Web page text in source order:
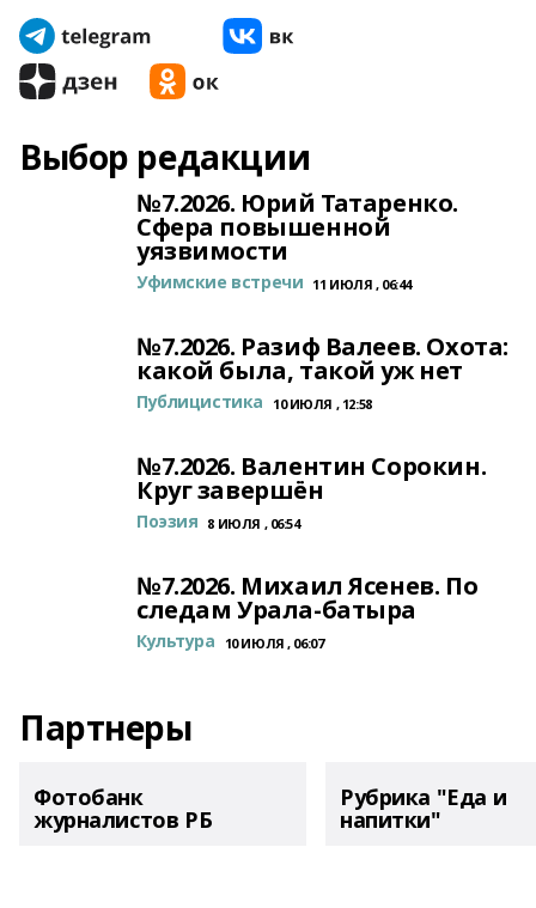
Выбор редакции
№7.2026. Юрий Татаренко.
Сфера повышенной
уязвимости
Уфимские встречи 11 ИЮЛЯ , 06:44
№7.2026. Разиф Валеев. Охота:
какой была, такой уж нет
Публицистика 10 ИЮЛЯ , 12:58
№7.2026. Валентин Сорокин.
Круг завершён
Поэзия 8 ИЮЛЯ , 06:54
№7.2026. Михаил Ясенев. По
следам Урала-батыра
Культура 10 ИЮЛЯ , 06:07
Партнеры
Фотобанк
журналистов РБ
Рубрика "Еда и
напитки"